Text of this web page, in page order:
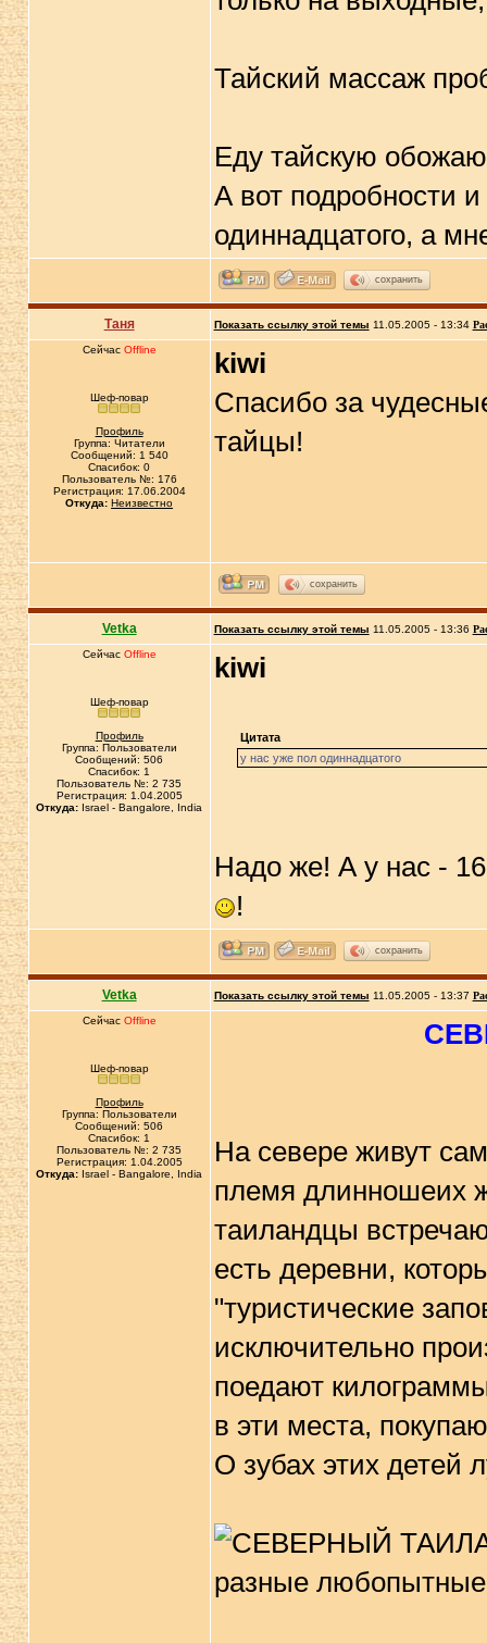
Тайский массаж
Еду тайскую
А вот подробности
одиннадцатого, а
сохранить
Таня Показать ссылку этой темы 11.05.2005 - 13:34
Сейчас Offline
Шеф-повар
Профиль
Группа: Читатели
Сообщений: 1 540
Спасибок: 0
Пользователь №: 176
Регистрация: 17.06.2004
Откуда: Неизвестно
kiwi
Спасибо за
тайцы!
сохранить
Vetka Показать ссылку этой темы 11.05.2005 - 13:36
Сейчас Offline
Шеф-повар
Профиль
Группа: Пользователи
Сообщений: 506
Спасибок: 1
Пользователь №: 2 735
Регистрация: 1.04.2005
Откуда: Israel - Bangalore, India
kiwi
Цитата
у нас уже пол одиннадцатого
Надо же! А у нас -
!
сохранить
Vetka Показать ссылку этой темы 11.05.2005 - 13:37
Сейчас Offline
Шеф-повар
Профиль
Группа: Пользователи
Сообщений: 506
Спасибок: 1
Пользователь №: 2 735
Регистрация: 1.04.2005
Откуда: Israel - Bangalore, India
На севере живут
племя длинношеих
таиландцы
есть деревни,
"туристические
исключительно
поедают
в эти места,
О зубах этих детей